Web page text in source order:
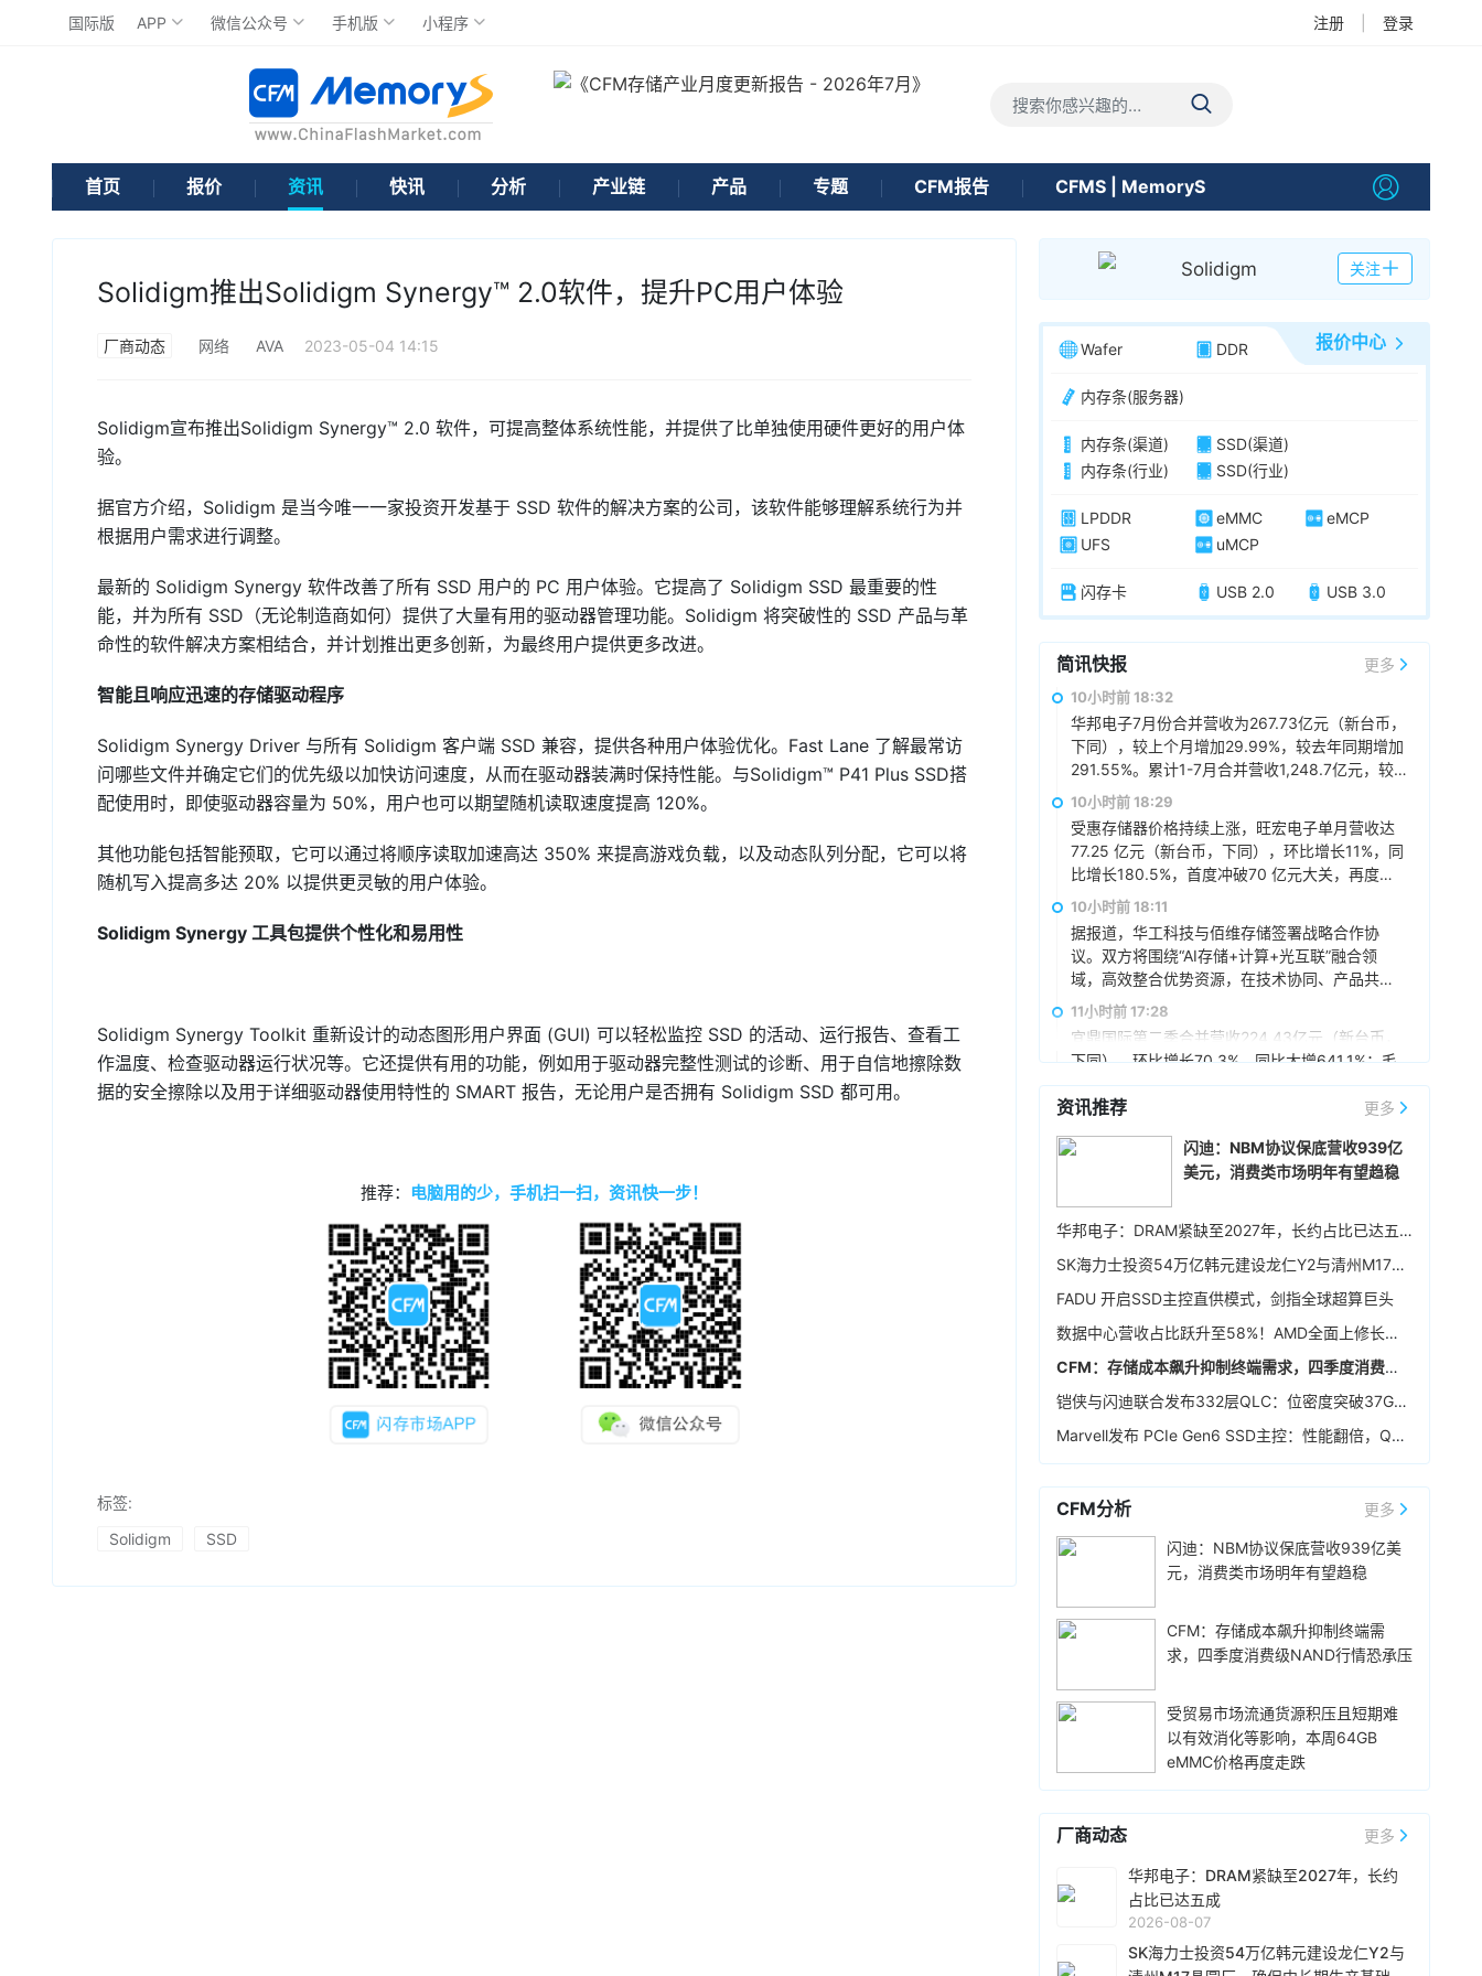
国际版 APP 微信公众号 手机版 小程序 注册 登录
首页 报价 资讯 快讯 分析 产业链 产品 专题 CFM报告 CFMS | MemoryS
Solidigm推出Solidigm Synergy™ 2.0软件，提升PC用户体验
厂商动态 网络 AVA 2023-05-04 14:15
Solidigm宣布推出Solidigm Synergy™ 2.0 软件，可提高整体系统性能，并提供了比单独使用硬件更好的用户体
验。
据官方介绍，Solidigm 是当今唯一一家投资开发基于 SSD 软件的解决方案的公司，该软件能够理解系统行为并
根据用户需求进行调整。
最新的 Solidigm Synergy 软件改善了所有 SSD 用户的 PC 用户体验。它提高了 Solidigm SSD 最重要的性
能，并为所有 SSD（无论制造商如何）提供了大量有用的驱动器管理功能。Solidigm 将突破性的 SSD 产品与革
命性的软件解决方案相结合，并计划推出更多创新，为最终用户提供更多改进。
智能且响应迅速的存储驱动程序
Solidigm Synergy Driver 与所有 Solidigm 客户端 SSD 兼容，提供各种用户体验优化。Fast Lane 了解最常访
问哪些文件并确定它们的优先级以加快访问速度，从而在驱动器装满时保持性能。与Solidigm™ P41 Plus SSD搭
配使用时，即使驱动器容量为 50%，用户也可以期望随机读取速度提高 120%。
其他功能包括智能预取，它可以通过将顺序读取加速高达 350% 来提高游戏负载，以及动态队列分配，它可以将
随机写入提高多达 20% 以提供更灵敏的用户体验。
Solidigm Synergy 工具包提供个性化和易用性
Solidigm Synergy Toolkit 重新设计的动态图形用户界面 (GUI) 可以轻松监控 SSD 的活动、运行报告、查看工
作温度、检查驱动器运行状况等。它还提供有用的功能，例如用于驱动器完整性测试的诊断、用于自信地擦除数
据的安全擦除以及用于详细驱动器使用特性的 SMART 报告，无论用户是否拥有 Solidigm SSD 都可用。
推荐： 电脑用的少，手机扫一扫，资讯快一步！
标签:
Solidigm
SSD
Solidigm 关注
报价中心
Wafer DDR
内存条(服务器)
内存条(渠道)
SSD(渠道)
内存条(行业)
SSD(行业)
LPDDR eMMC
eMCP
UFS
uMCP
闪存卡 USB 2.0 USB 3.0
简讯快报 更多
10小时前 18:32
华邦电子7月份合并营收为267.73亿元（新台币，
下同），较上个月增加29.99%，较去年同期增加
291.55%。累计1-7月合并营收1,248.7亿元，较
去年同期增加160.97%。
10小时前 18:29
受惠存储器价格持续上涨，旺宏电子单月营收达
77.25 亿元（新台币，下同），环比增长11%，同
比增长180.5%，首度冲破70 亿元大关，再度改
写单月新高，累计前7月营收373.18 亿元，同比
增长137.8%。
10小时前 18:11
据报道，华工科技与佰维存储签署战略合作协
议。双方将围绕“AI存储+计算+光互联”融合领
域，高效整合优势资源，在技术协同、产品共
创、市场共拓、生态建设方面开展深入合作，持
续推动相关领域产品智能化产线升级，构建覆盖
方案，构建互利共赢、可持续发展的战略合作伙
伴关系。
11小时前 17:28
宜鼎国际第二季合并营收224.43亿元（新台币，
下同），环比增长70.3%，同比大增641.1%；毛
利率65.01%，较第一季提升，营业利润率
58.57%，税后净利润103.68亿元，环比增长
元。展望后市，宜鼎称，目前存储供需仍维持吃
紧，DRAM及NAND Flash市场展望持续正向，工
持续支撑下半年营运。其中，企业级SSD随着AI
空间，相关PCIe Gen5产品布局也将逐步发酵。
11小时前 17:21
英飞凌宣布，联发科技已完成英飞凌车规级 NOR
闪存存储器解决方案 512Mb Quad SPI NOR
12小时前 16:20
币，下同），环比增长2.50%，同比增长
307.66%，创同期新高；累计1-7月营收达
新高。展望后市，创见指出，DDR5及高阶工业级
模组拉货动能持续强劲。
12小时前 15:59
让SSD充当额外显存。当显卡板载的显存不足
时，GPU可以调用速度较慢但容量庞大的NVMe
推理场景尤为受益。据悉，该功能将基于RTX IO
和微软的DirectStorage技术。虽然官方尚未证
实，但相关传闻反映了英伟达在应对日益增长的
显存需求与硬件成本之间的矛盾时，正在探索基
于软件和系统架构的解决方案。
13小时前 15:46
价6499元，学生认证专属优惠到手价低至6199
本，核心目的之一是拉高整个Mate 80系列的整
体均价，同时进一步拉动全系列的整体出货量，
麒麟9020芯片，搭配最新的HarmonyOS 6操作
系统。目前，Mate 80系列累计总销量已经正式
突破800万台，预计今年10月份前后累计销量就
能破千万，整个系列的破千万速度明显快于上一
代Mate系列旗舰。
17小时前 11:18
华邦电近日召开法说会，总经理陈沛铭表示，高
雄现有Module A 月产能将由目前1.5万片扩增至
2.4万片，预计今年底开始投片。不过，Module
A扩产完成后，厂内空间几乎已全数用尽。为应对
客户对2029 年以后产能的强烈需求，公司启动
及量产，未来将支援16纳米、14纳米及12纳米制
程，实际产出与营收贡献则主要落在2030年。未
来产品将涵盖标准型DRAM、CUBE、Wafer-on-
Wafer、客制化ASIC存储芯片及矽电容等。
18小时前 10:43
威刚公布7月营收，单月合并营收达183.8亿元新
台币，环比增长25.4%，同比暴增331.3%，连续
第5个月改写历史新高。从产品组合来看，DRAM
营收达140.8亿元，占整体比重76.6%；SSD占比
20.1%，存储卡、随身碟及其他产品则占3.3%。
18小时前 10:14
据媒体报道，威刚近日在法说会上表示，在需求
增加、价格走高及货源稳定的三大有利因素带动
下，预期第3季度营运将优于第2季度，并进一步
扩大全年营运成果。公司看好第4季度到2027年
趋势。目前存储市场供给持续紧张，预计2027年
DRAM供给将较2026年更吃紧。随着PC和服务器
平台持续升级，DDR5已成为市场主流，长期而
言，DDR5将比DDR4更紧缺。
18小时前 10:13
由于对AI基础设施的投资导致其季度自由现金流
转为赤字，谷歌母公司Alphabet再次寻求在债券
市场获得大规模融资。Alphabet宣布计划发行总
额高达250亿美元的美元计价公司债券。该债券
将分为10个档次，期限从2年到40年不等。其中
18小时前 10:02
资讯推荐 更多
闪迪：NBM协议保底营收939亿
美元，消费类市场明年有望趋稳
华邦电子：DRAM紧缺至2027年，长约占比已达五成
SK海力士投资54万亿韩元建设龙仁Y2与清州M17晶圆厂，确保中长期生产基础
FADU 开启SSD主控直供模式，剑指全球超算巨头
数据中心营收占比跃升至58%！AMD全面上修长期财务指引，2027年该板块营收将翻倍
CFM：存储成本飙升抑制终端需求，四季度消费级NAND行情恐承压
铠侠与闪迪联合发布332层QLC：位密度突破37Gb/mm²
Marvell发布 PCIe Gen6 SSD主控：性能翻倍，Q4送样
CFM分析 更多
闪迪：NBM协议保底营收939亿美
元，消费类市场明年有望趋稳
CFM：存储成本飙升抑制终端需
求，四季度消费级NAND行情恐承压
受贸易市场流通货源积压且短期难
以有效消化等影响，本周64GB
eMMC价格再度走跌
厂商动态 更多
华邦电子：DRAM紧缺至2027年，长约
占比已达五成
2026-08-07
SK海力士投资54万亿韩元建设龙仁Y2与